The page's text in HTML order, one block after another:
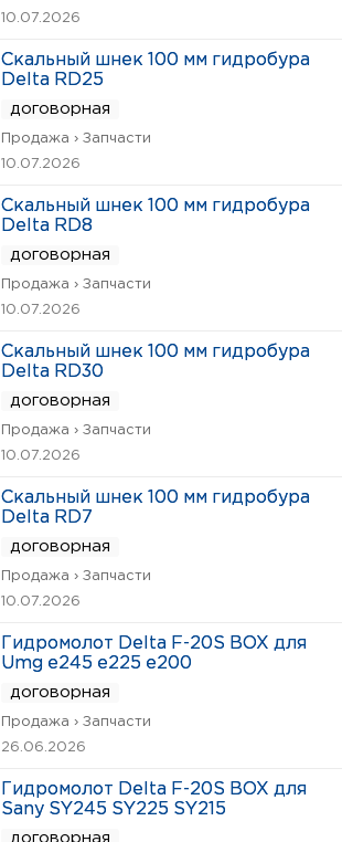
10.07.2026
Скальный шнек 100 мм гидробура
Delta RD25
договорная
Продажа › Запчасти
10.07.2026
Скальный шнек 100 мм гидробура
Delta RD8
договорная
Продажа › Запчасти
10.07.2026
Скальный шнек 100 мм гидробура
Delta RD30
договорная
Продажа › Запчасти
10.07.2026
Скальный шнек 100 мм гидробура
Delta RD7
договорная
Продажа › Запчасти
10.07.2026
Гидромолот Delta F-20S BOX для
Umg e245 e225 e200
договорная
Продажа › Запчасти
26.06.2026
Гидромолот Delta F-20S BOX для
Sany SY245 SY225 SY215
договорная